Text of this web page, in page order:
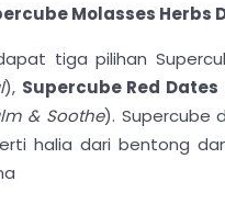
Molasses Herbs
tiga pilihan
), Supercube Red Dates
& Soothe). Supercube
halia dari bentong